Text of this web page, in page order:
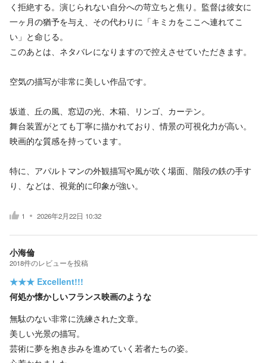
く拒絶する。演じられない自分への苛立ちと焦り。監督は彼女に
一ヶ月の猶予を与え、その代わりに「キミカをここへ連れてこ
い」と命じる。
このあとは、ネタバレになりますので控えさせていただきます。
空気の描写が非常に美しい作品です。
坂道、丘の風、窓辺の光、木箱、リンゴ、カーテン。
舞台装置がとても丁寧に描かれており、情景の可視化力が高い。
映画的な質感を持っています。
特に、アパルトマンの外観描写や風が吹く場面、階段の鉄の手す
り、などは、視覚的に印象が強い。
1 2026年2月22日 10:32
小海倫
2018件のレビューを投稿
★★★ Excellent!!!
何処か懐かしいフランス映画のような
無駄のない非常に洗練された文章。
美しい光景の描写。
芸術に夢を抱き歩みを進めていく若者たちの姿。